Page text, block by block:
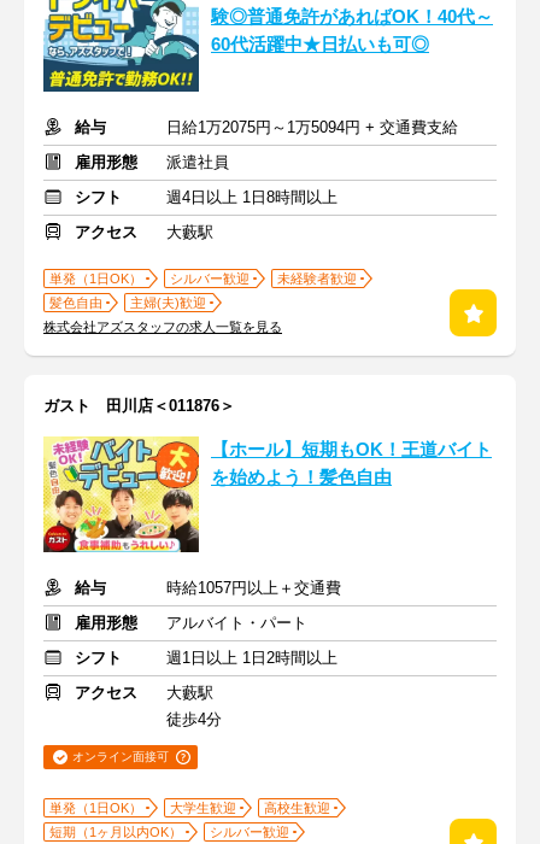
験◎普通免許があればOK！40代～
60代活躍中★日払いも可◎
給与
日給1万2075円～1万5094円 + 交通費支給
雇用形態
派遣社員
シフト
週4日以上 1日8時間以上
アクセス
大藪駅
単発（1日OK） シルバー歓迎
未経験者歓迎
髪色自由
主婦(夫)歓迎
株式会社アズスタッフの求人一覧を見る
ガスト 田川店＜011876＞
【ホール】短期もOK！王道バイト
を始めよう！髪色自由
給与
時給1057円以上＋交通費
雇用形態
アルバイト・パート
シフト
週1日以上 1日2時間以上
アクセス
大藪駅
徒歩4分
オンライン面接可
単発（1日OK） 大学生歓迎
高校生歓迎
短期（1ヶ月以内OK）
シルバー歓迎